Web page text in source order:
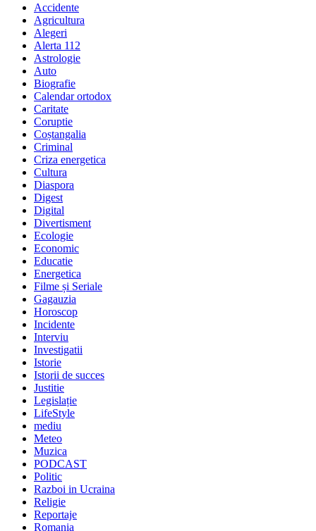
Accidente
Agricultura
Alegeri
Alerta 112
Astrologie
Auto
Biografie
Calendar ortodox
Caritate
Coruptie
Coștangalia
Criminal
Criza energetica
Cultura
Diaspora
Digest
Digital
Divertisment
Ecologie
Economic
Educatie
Energetica
Filme și Seriale
Gagauzia
Horoscop
Incidente
Interviu
Investigatii
Istorie
Istorii de succes
Justitie
Legislație
LifeStyle
mediu
Meteo
Muzica
PODCAST
Politic
Razboi in Ucraina
Religie
Reportaje
Romania